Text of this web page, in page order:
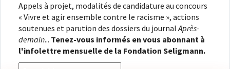
Appels à projet, modalités de candidature au concours
« Vivre et agir ensemble contre le racisme », actions
soutenues et parution des dossiers du journalAprès-
demain... Tenez-vous informés en vous abonnant à
l'infolettre mensuelle de la Fondation Seligmann.